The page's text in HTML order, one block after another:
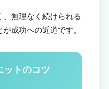
、無理なく続けられる
成功への近道です。
ットのコツ